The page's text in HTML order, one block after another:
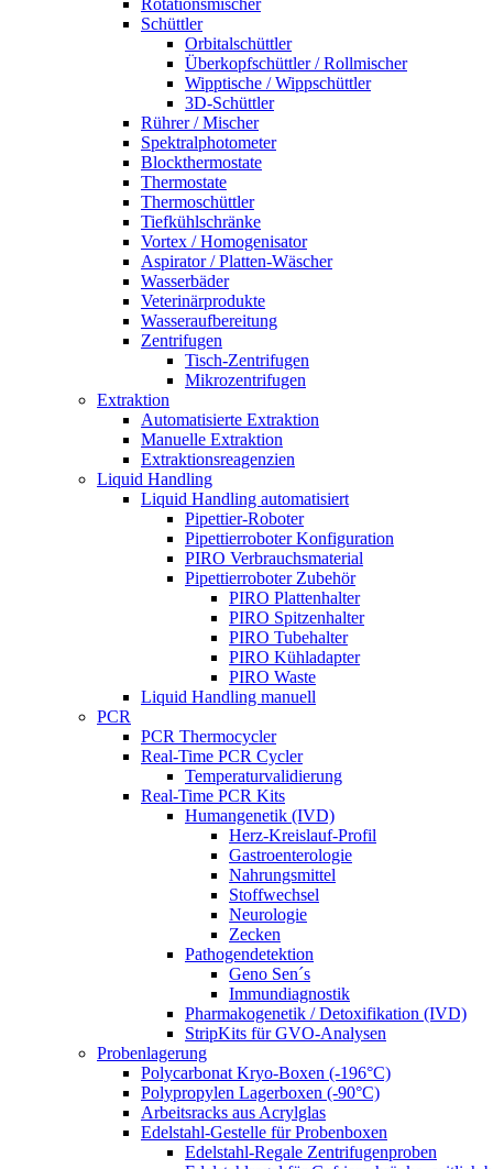
Rotationsmischer
Schüttler
Orbitalschüttler
Überkopfschüttler / Rollmischer
Wipptische / Wippschüttler
3D-Schüttler
Rührer / Mischer
Spektralphotometer
Blockthermostate
Thermostate
Thermoschüttler
Tiefkühlschränke
Vortex / Homogenisator
Aspirator / Platten-Wäscher
Wasserbäder
Veterinärprodukte
Wasseraufbereitung
Zentrifugen
Tisch-Zentrifugen
Mikrozentrifugen
Extraktion
Automatisierte Extraktion
Manuelle Extraktion
Extraktionsreagenzien
Liquid Handling
Liquid Handling automatisiert
Pipettier-Roboter
Pipettierroboter Konfiguration
PIRO Verbrauchsmaterial
Pipettierroboter Zubehör
PIRO Plattenhalter
PIRO Spitzenhalter
PIRO Tubehalter
PIRO Kühladapter
PIRO Waste
Liquid Handling manuell
PCR
PCR Thermocycler
Real-Time PCR Cycler
Temperaturvalidierung
Real-Time PCR Kits
Humangenetik (IVD)
Herz-Kreislauf-Profil
Gastroenterologie
Nahrungsmittel
Stoffwechsel
Neurologie
Zecken
Pathogendetektion
Geno Sen´s
Immundiagnostik
Pharmakogenetik / Detoxifikation (IVD)
StripKits für GVO-Analysen
Probenlagerung
Polycarbonat Kryo-Boxen (-196°C)
Polypropylen Lagerboxen (-90°C)
Arbeitsracks aus Acrylglas
Edelstahl-Gestelle für Probenboxen
Edelstahl-Regale Zentrifugenproben